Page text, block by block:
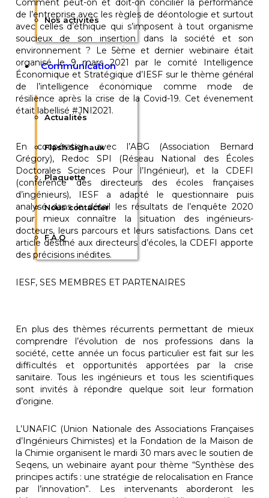
Nos activités
Communication
Actualités
Flash Signaux
Plaquette
Nous contacter
F.A.Q
Comment peut-on et doit-on concilier la performance
de l’entreprise avec les règles de déontologie et surtout
avec celles d’éthique qui s’imposent à tout organisme
soucieux de son insertion dans la société et son
environnement ? Le 5ème et dernier webinaire était
organisé le 9 mars 2021 par le comité Intelligence
Économique et Stratégique d’IESF sur le thème général
de l’intelligence économique comme mode de
résilience après la crise de la Covid-19. Cet évenement
était labellisé #JNI2021.
En coopération avec l’ABG (Association Bernard
Grégory), Redoc SPI (Réseau National des Écoles
Doctorales Sciences Pour l’Ingénieur), et la CDEFI
(conférence des directeurs des écoles françaises
d’ingénieurs), IESF a adapté le questionnaire puis
analysé dans le détail les résultats de l’enquête 2020
pour mieux connaître la situation des ingénieurs-
docteurs, leurs parcours et leurs satisfactions. Dans cet
article destiné aux directeurs d’écoles, la CDEFI apporte
des précisions inédites.
IESF, SES MEMBRES ET PARTENAIRES
En plus des thèmes récurrents permettant de mieux
comprendre l’évolution de nos professions dans la
société, cette année un focus particulier est fait sur les
difficultés et opportunités apportées par la crise
sanitaire. Tous les ingénieurs et tous les scientifiques
sont invités à répondre quelque soit leur formation
d’origine.
L’UNAFIC (Union Nationale des Associations Françaises
d’Ingénieurs Chimistes) et la Fondation de la Maison de
la Chimie organisent le mardi 30 mars avec le soutien de
Seqens, un webinaire ayant pour thème “Synthèse des
principes actifs : une stratégie de relocalisation en France
par l’innovation”. Les intervenants aborderont les